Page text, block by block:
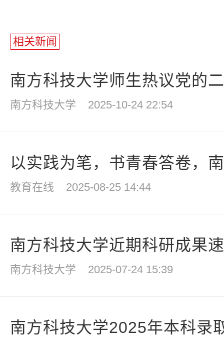
相关新闻
南方科技大学师生热议党的
南方科技大学 2025-10-24 22:54
以实践为笔，书青春答卷，
教育在线 2025-08-25 14:44
南方科技大学近期科研成果
南方科技大学 2025-07-24 15:39
南方科技大学2025年本科录